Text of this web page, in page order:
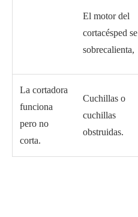
El motor del
cortacésped se
sobrecalienta,
La cortadora
funciona
pero no
corta.
Cuchillas o
cuchillas
obstruidas.